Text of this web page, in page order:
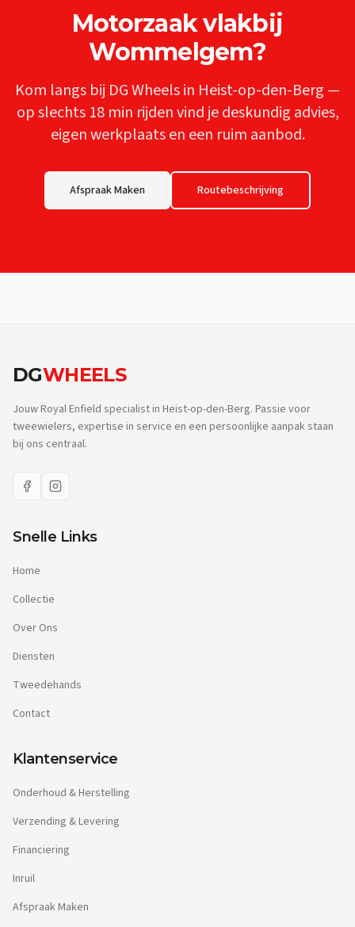
Motorzaakvlakbij
Wommelgem?
Kom langs bij DG Wheels in Heist-op-den-Berg —
op slechts 18 min rijden vind je deskundig advies,
eigen werkplaats en een ruim aanbod.
Afspraak Maken Routebeschrijving
DGWHEELS
Jouw Royal Enfield specialist in Heist-op-den-Berg. Passie voor
tweewielers, expertise in service en een persoonlijke aanpak staan
bij ons centraal.
Snelle Links
Home
Collectie
Over Ons
Diensten
Tweedehands
Contact
Klantenservice
Onderhoud & Herstelling
Verzending & Levering
Financiering
Inruil
Afspraak Maken